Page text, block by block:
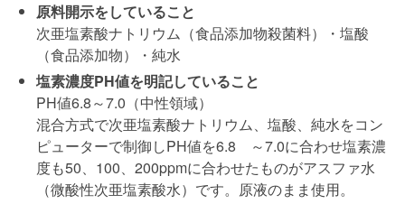
原料開示をしていること
次亜塩素酸ナトリウム（食品添加物殺菌料）・塩酸
（食品添加物）・純水
塩素濃度PH値を明記していること
PH値6.8～7.0（中性領域）
混合方式で次亜塩素酸ナトリウム、塩酸、純水をコン
ピューターで制御しPH値を6.8 ～7.0に合わせ塩素濃
度も50、100、200ppmに合わせたものがアスファ水
（微酸性次亜塩素酸水）です。原液のまま使用。